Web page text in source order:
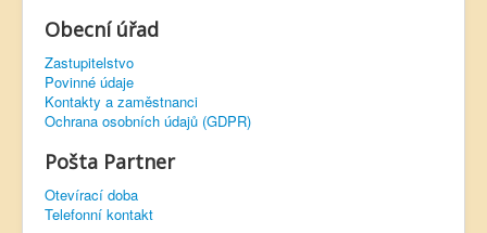
Obecní úřad
Zastupitelstvo
Povinné údaje
Kontakty a zaměstnanci
Ochrana osobních údajů (GDPR)
Pošta Partner
Otevírací doba
Telefonní kontakt